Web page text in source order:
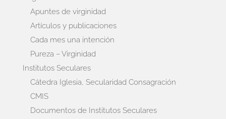
Apuntes de virginidad
Artículos y publicaciones
Cada mes una intención
Pureza – Virginidad
Institutos Seculares
Cátedra Iglesia, Secularidad Consagración
CMIS
Documentos de Institutos Seculares